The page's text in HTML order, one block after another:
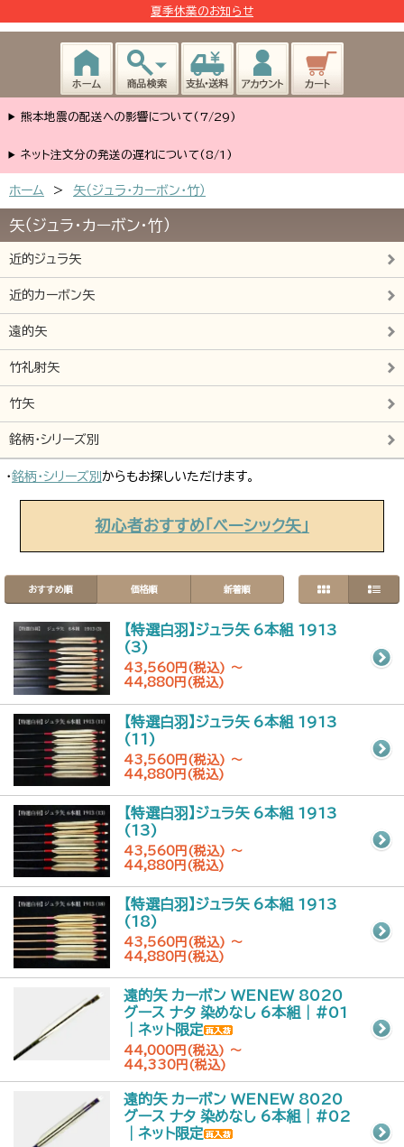
夏季休業のお知らせ
熊本地震の配送への影響について(7/29)
ネット注文分の発送の遅れについて(8/1)
ホーム > 矢（ジュラ･カーボン･竹）
矢（ジュラ･カーボン･竹）
近的ジュラ矢
近的カーボン矢
遠的矢
竹礼射矢
竹矢
銘柄・シリーズ別
・銘柄・シリーズ別 からもお探しいただけます。
初心者おすすめ「ベーシック矢」
おすすめ順 価格順 新着順
【特選白羽】ジュラ矢 6本組 1913
(3)
43,560円(税込) ～
44,880円(税込)
【特選白羽】ジュラ矢 6本組 1913
(11)
43,560円(税込) ～
44,880円(税込)
【特選白羽】ジュラ矢 6本組 1913
(13)
43,560円(税込) ～
44,880円(税込)
【特選白羽】ジュラ矢 6本組 1913
(18)
43,560円(税込) ～
44,880円(税込)
遠的矢 カーボン WENEW 8020
グース ナタ 染めなし 6本組｜#01
｜ネット限定
44,000円(税込) ～
44,330円(税込)
遠的矢 カーボン WENEW 8020
グース ナタ 染めなし 6本組｜#02
｜ネット限定